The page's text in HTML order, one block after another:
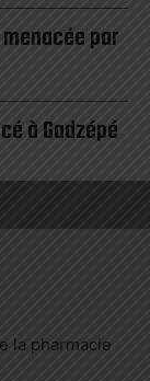
par
à Gadzépé
la pharmacie